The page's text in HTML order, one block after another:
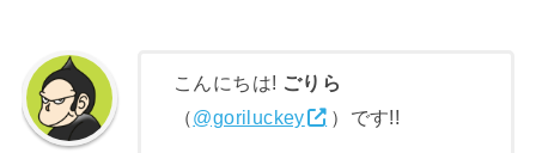
こんにちは! ごりら
（@goriluckey ）です!!